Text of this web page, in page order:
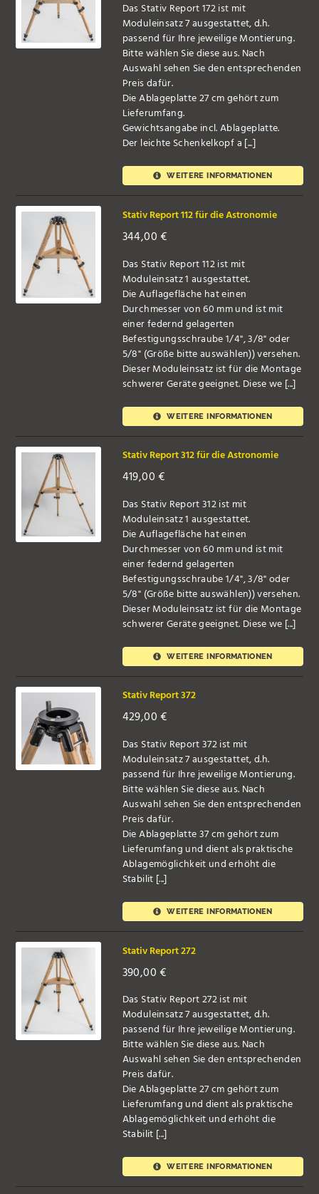
Das Stativ Report 172 ist mit
Moduleinsatz 7 ausgestattet, d.h.
passend für Ihre jeweilige Montierung.
Bitte wählen Sie diese aus. Nach
Auswahl sehen Sie den entsprechenden
Preis dafür.
Die Ablageplatte 27 cm gehört zum
Lieferumfang.
Gewichtsangabe incl. Ablageplatte.
Der leichte Schenkelkopf a [...]
WEITERE INFORMATIONEN
Stativ Report 112 für die Astronomie
344,00€
Das Stativ Report 112 ist mit
Moduleinsatz 1 ausgestattet.
Die Auflagefläche hat einen
Durchmesser von 60 mm und ist mit
einer federnd gelagerten
Befestigungsschraube 1/4", 3/8" oder
5/8" (Größe bitte auswählen)) versehen.
Dieser Moduleinsatz ist für die Montage
schwerer Geräte geeignet. Diese we [...]
WEITERE INFORMATIONEN
Stativ Report 312 für die Astronomie
419,00€
Das Stativ Report 312 ist mit
Moduleinsatz 1 ausgestattet.
Die Auflagefläche hat einen
Durchmesser von 60 mm und ist mit
einer federnd gelagerten
Befestigungsschraube 1/4", 3/8" oder
5/8" (Größe bitte auswählen)) versehen.
Dieser Moduleinsatz ist für die Montage
schwerer Geräte geeignet. Diese we [...]
WEITERE INFORMATIONEN
Stativ Report 372
429,00€
Das Stativ Report 372 ist mit
Moduleinsatz 7 ausgestattet, d.h.
passend für Ihre jeweilige Montierung.
Bitte wählen Sie diese aus. Nach
Auswahl sehen Sie den entsprechenden
Preis dafür.
Die Ablageplatte 37 cm gehört zum
Lieferumfang und dient als praktische
Ablagemöglichkeit und erhöht die
Stabilit [...]
WEITERE INFORMATIONEN
Stativ Report 272
390,00€
Das Stativ Report 272 ist mit
Moduleinsatz 7 ausgestattet, d.h.
passend für Ihre jeweilige Montierung.
Bitte wählen Sie diese aus. Nach
Auswahl sehen Sie den entsprechenden
Preis dafür.
Die Ablageplatte 27 cm gehört zum
Lieferumfang und dient als praktische
Ablagemöglichkeit und erhöht die
Stabilit [...]
WEITERE INFORMATIONEN